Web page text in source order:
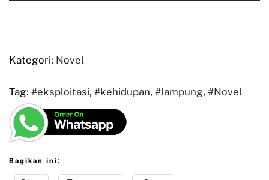
Kategori: Novel
Tag: #eksploitasi, #kehidupan, #lampung, #Novel
Bagikan ini: